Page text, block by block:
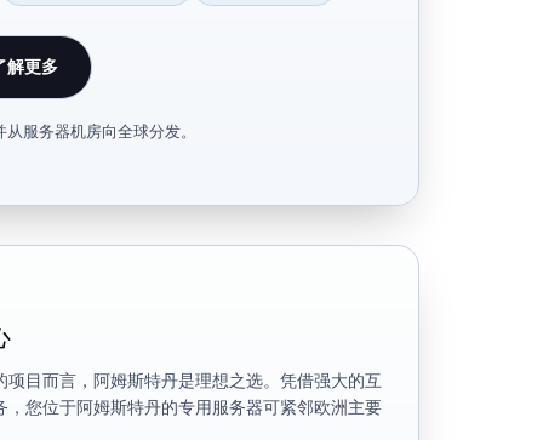
解更多
服务器机房向全球分发。
目而言，阿姆斯特丹是理想之选。凭借强大的互
您位于阿姆斯特丹的专用服务器可紧邻欧洲主要